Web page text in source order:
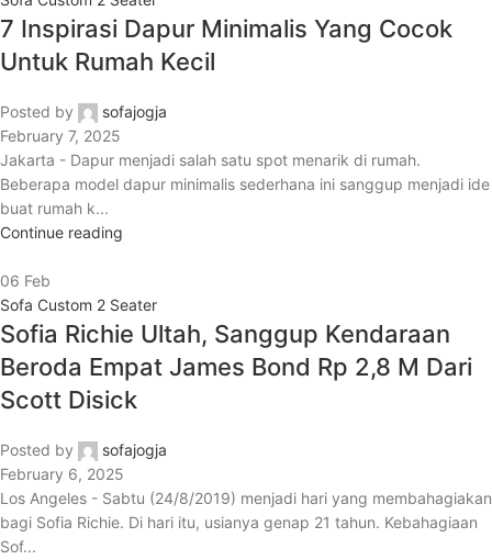
7 Inspirasi Dapur Minimalis Yang Cocok
Untuk Rumah Kecil
Posted by
sofajogja
February 7, 2025
Jakarta - Dapur menjadi salah satu spot menarik di rumah.
Beberapa model dapur minimalis sederhana ini sanggup menjadi ide
buat rumah k...
Continue reading
06 Feb
Sofa Custom 2 Seater
Sofia Richie Ultah, Sanggup Kendaraan
Beroda Empat James Bond Rp 2,8 M Dari
Scott Disick
Posted by
sofajogja
February 6, 2025
Los Angeles - Sabtu (24/8/2019) menjadi hari yang membahagiakan
bagi Sofia Richie. Di hari itu, usianya genap 21 tahun. Kebahagiaan
Sof...